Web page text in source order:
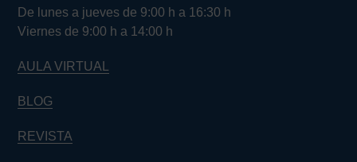
De lunes a jueves de 9:00 h a 16:30 h
Viernes de 9:00 h a 14:00 h
AULA VIRTUAL
BLOG
REVISTA